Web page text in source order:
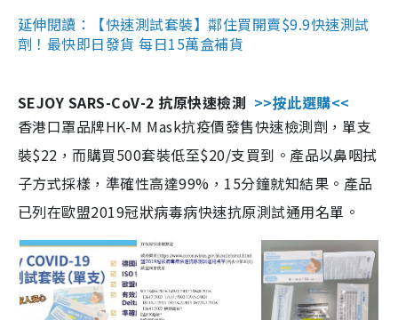
延伸閱讀：【快速測試套裝】鄰住買開賣$9.9快速測試
劑！最快即日發貨 每日15萬盒補貨
SEJOY SARS-CoV-2 抗原快速檢測 >>按此選購<<
香港口罩品牌HK-M Mask抗疫價發售快速檢測劑，單支
裝$22，而購買500套裝低至$20/支買到。產品以鼻咽拭
子方式採樣，準確性高達99%，15分鐘就知結果。產品
已列在歐盟2019冠狀病毒病快速抗原測試通用名單。